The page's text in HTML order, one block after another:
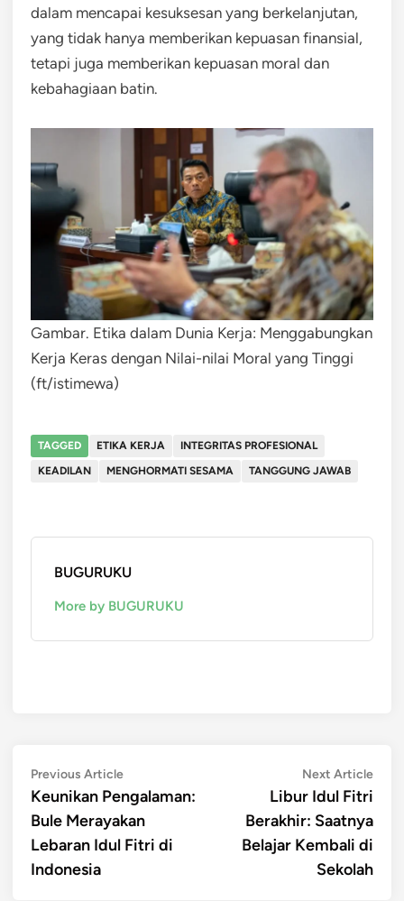
dalam mencapai kesuksesan yang berkelanjutan,
yang tidak hanya memberikan kepuasan finansial,
tetapi juga memberikan kepuasan moral dan
kebahagiaan batin.
Gambar. Etika dalam Dunia Kerja: Menggabungkan
Kerja Keras dengan Nilai-nilai Moral yang Tinggi
(ft/istimewa)
TAGGED ETIKA KERJA
INTEGRITAS PROFESIONAL
KEADILAN
MENGHORMATI SESAMA TANGGUNG JAWAB
BUGURUKU
More by BUGURUKU
Post
navigation
Previous ArticlePrevious
article:
Keunikan Pengalaman:
Bule Merayakan
Lebaran Idul Fitri di
Indonesia
Next ArticleNext
Libur Idul Fitri
Berakhir: Saatnya
Belajar Kembali di
Sekolah